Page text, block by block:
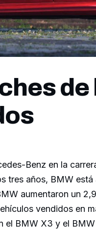
de
Benz en la
tres años, BMW
aumentaron un
vendidos en
el BMW X3 y el